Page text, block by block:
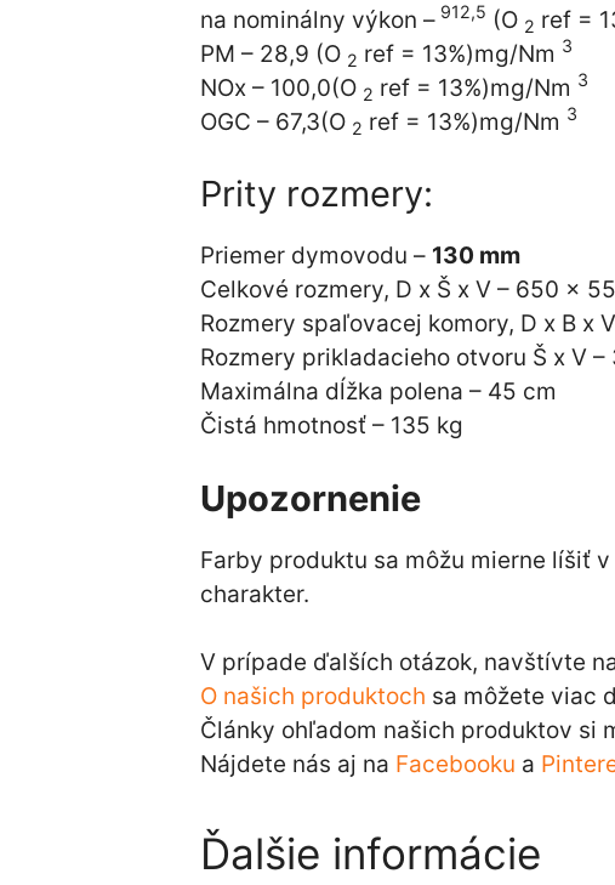
na nominálny výkon – 912,5 (O 2 ref =
PM – 28,9 (O 2 ref = 13%)mg/Nm 3
NOx – 100,0(O 2 ref = 13%)mg/Nm 3
OGC – 67,3(O 2 ref = 13%)mg/Nm 3
Prity rozmery:
Priemer dymovodu – 130 mm
Celkové rozmery, D x Š x V – 650 x
Rozmery spaľovacej komory, D x B x
Rozmery prikladacieho otvoru Š x V
Maximálna dĺžka polena – 45 cm
Čistá hmotnosť – 135 kg
Upozornenie
Farby produktu sa môžu mierne líšiť
charakter.
V prípade ďalších otázok, navštívte
O našich produktoch sa môžete viac
Články ohľadom našich produktov si
Nájdete nás aj na Facebooku a
Ďalšie informácie